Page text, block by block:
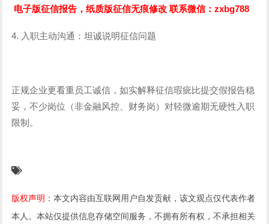
电子版征信报告，纸质版征信无痕修改 联系微信：zxbg788
4. 入职主动沟通：坦诚说明征信问题
正规企业更看重员工诚信，如实解释征信瑕疵比提交假报告稳
妥，不少岗位（非金融风控、财务岗）对轻微逾期无硬性入职
限制。
版权声明 ：本文内容由互联网用户自发贡献，该文观点仅代表作者
本人。本站仅提供信息存储空间服务，不拥有所有权，不承担相关